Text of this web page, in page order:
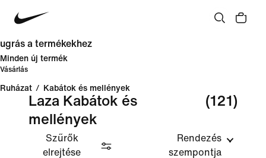
ugrás a termékekhez
Minden új termék
Vásárlás
Ruházat / Kabátok és mellények
Laza Kabátok és
mellények
(121)
Szűrők
elrejtése
Rendezés
szempontja